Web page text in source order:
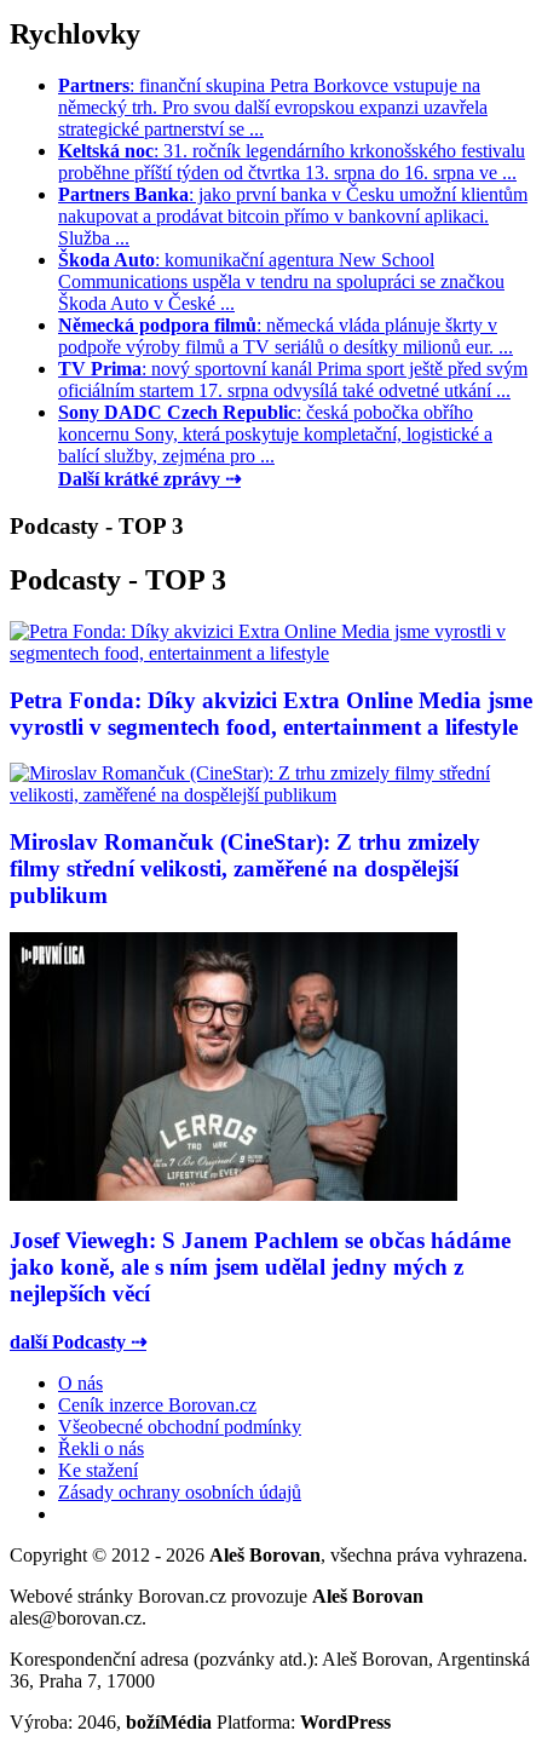
Rychlovky
Partners: finanční skupina Petra Borkovce vstupuje na
německý trh. Pro svou další evropskou expanzi uzavřela
strategické partnerství se ...
Keltská noc: 31. ročník legendárního krkonošského festivalu
proběhne příští týden od čtvrtka 13. srpna do 16. srpna ve ...
Partners Banka: jako první banka v Česku umožní klientům
nakupovat a prodávat bitcoin přímo v bankovní aplikaci.
Služba ...
Škoda Auto: komunikační agentura New School
Communications uspěla v tendru na spolupráci se značkou
Škoda Auto v České ...
Německá podpora filmů: německá vláda plánuje škrty v
podpoře výroby filmů a TV seriálů o desítky milionů eur. ...
TV Prima: nový sportovní kanál Prima sport ještě před svým
oficiálním startem 17. srpna odvysílá také odvetné utkání ...
Sony DADC Czech Republic: česká pobočka obřího
koncernu Sony, která poskytuje kompletační, logistické a
balící služby, zejména pro ...
Další krátké zprávy ⇢
Podcasty - TOP 3
Podcasty - TOP 3
Petra Fonda: Díky akvizici Extra Online Media jsme
vyrostli v segmentech food, entertainment a lifestyle
Miroslav Romančuk (CineStar): Z trhu zmizely
filmy střední velikosti, zaměřené na dospělejší
publikum
Josef Viewegh: S Janem Pachlem se občas hádáme
jako koně, ale s ním jsem udělal jedny mých z
nejlepších věcí
další Podcasty ⇢
O nás
Ceník inzerce Borovan.cz
Všeobecné obchodní podmínky
Řekli o nás
Ke stažení
Zásady ochrany osobních údajů
Copyright © 2012 - 2026 Aleš Borovan, všechna práva vyhrazena.
Webové stránky Borovan.cz provozuje Aleš Borovan
ales@borovan.cz.
Korespondenční adresa (pozvánky atd.): Aleš Borovan, Argentinská
36, Praha 7, 17000
Výroba: 2046, božíMédia Platforma: WordPress